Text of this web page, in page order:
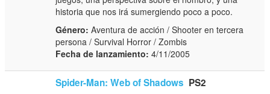
historia que nos irá sumergiendo poco a poco.
Género: Aventura de acción / Shooter en tercera
persona / Survival Horror / Zombis
Fecha de lanzamiento: 4/11/2005
Spider-Man: Web of Shadows PS2